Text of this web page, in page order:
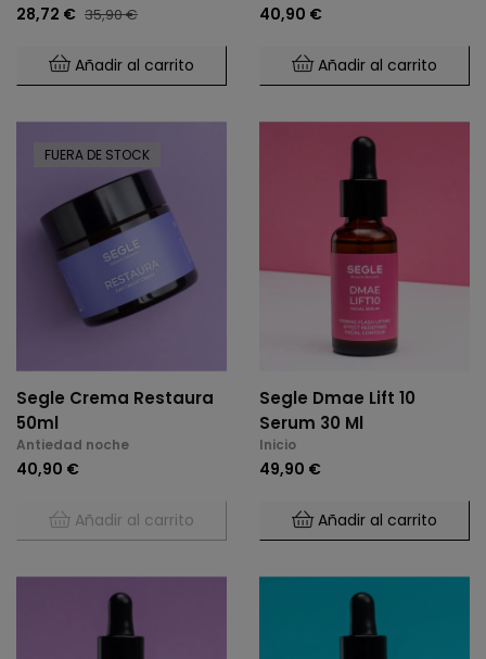
28,72 € 35,90 €
Añadir al carrito
40,90 €
Añadir al carrito
FUERA DE STOCK
Segle Crema Restaura
50ml
Antiedad noche
40,90 €
Añadir al carrito
Segle Dmae Lift 10
Serum 30 Ml
Inicio
49,90 €
Añadir al carrito